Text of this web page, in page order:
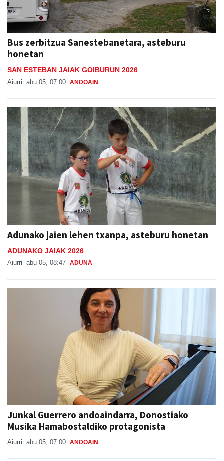
Bus zerbitzua Sanestebanetara, asteburu
honetan
SAN ESTEBAN JAIAK GOIBURUN 2026
Aiurri abu 05, 07:00 ANDOAIN
Adunako jaien lehen txanpa, asteburu honetan
ADUNAKO JAIAK 2026
Aiurri abu 05, 08:47 ADUNA
Junkal Guerrero andoaindarra, Donostiako
Musika Hamabostaldiko protagonista
Aiurri abu 05, 07:00 ANDOAIN